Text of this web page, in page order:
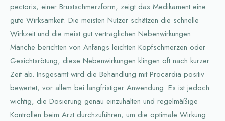
pectoris, einer Brustschmerzform, zeigt das Medikament eine
gute Wirksamkeit. Die meisten Nutzer schätzen die schnelle
Wirkzeit und die meist gut verträglichen Nebenwirkungen.
Manche berichten von Anfangs leichten Kopfschmerzen oder
Gesichtsrötung, diese Nebenwirkungen klingen oft nach kurzer
Zeit ab. Insgesamt wird die Behandlung mit Procardia positiv
bewertet, vor allem bei langfristiger Anwendung. Es ist jedoch
wichtig, die Dosierung genau einzuhalten und regelmäßige
Kontrollen beim Arzt durchzuführen, um die optimale Wirkung